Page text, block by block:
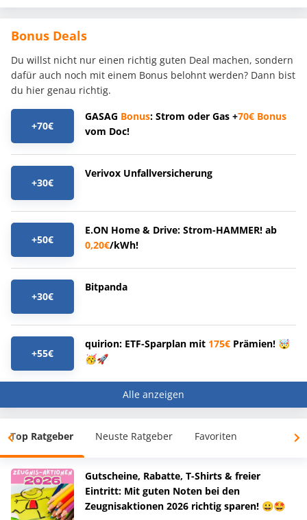
Bonus Deals
Du willst nicht nur einen richtig guten Deal machen, sondern
dafür auch noch mit einem Bonus belohnt werden? Dann bist
du hier genau richtig.
+70€
GASAG Bonus: Strom oder Gas +70€ Bonus
vom Doc!
+30€
Verivox Unfallversicherung
+50€
E.ON Home & Drive: Strom-HAMMER! ab
0,20€/kWh!
+30€
Bitpanda
+55€
quirion: ETF-Sparplan mit 175€ Prämien! 🤯
🥳🚀
Alle anzeigen
Top Ratgeber Neuste Ratgeber Favoriten
Gutscheine, Rabatte, T-Shirts & freier
Eintritt: Mit guten Noten bei den
Zeugnisaktionen 2026 richtig sparen! 😀🤩